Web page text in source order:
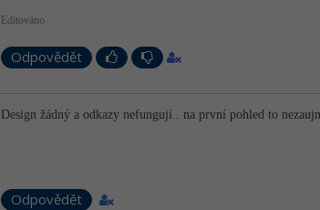
Editováno
Odpovědět
Design žádný a odkazy nefungují.. na první pohled to
Odpovědět